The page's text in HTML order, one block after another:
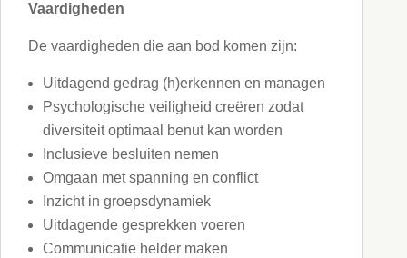
Vaardigheden
De vaardigheden die aan bod komen zijn:
Uitdagend gedrag (h)erkennen en managen
Psychologische veiligheid creëren zodat
diversiteit optimaal benut kan worden
Inclusieve besluiten nemen
Omgaan met spanning en conflict
Inzicht in groepsdynamiek
Uitdagende gesprekken voeren
Communicatie helder maken